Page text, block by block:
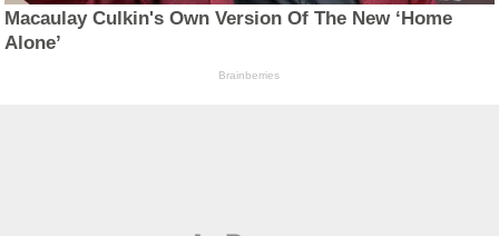
Macaulay Culkin's Own Version Of The New ‘Home
Alone’
Brainberries